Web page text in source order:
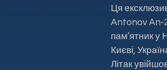
Ця
Antonov An-
пам’ятник у
Києві,
Літак